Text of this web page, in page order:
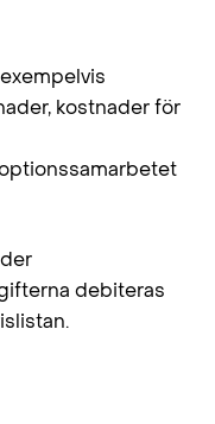
kostnader för
debiteras